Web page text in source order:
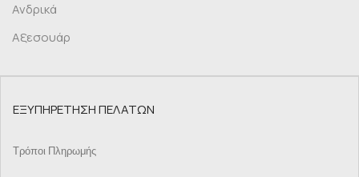
Ανδρικά
Αξεσουάρ
ΕΞΥΠΗΡΕΤΗΣΗ ΠΕΛΑΤΩΝ
Τρόποι Πληρωμής